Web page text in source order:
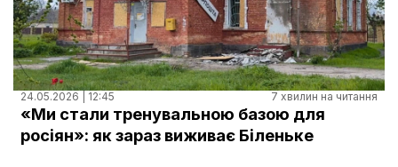
Місто
Про нас
Редакційна політика
Правила використання матеріалів
Документи
24.05.2026 | 12:45 7 хвилин на читання
«Ми стали тренувальною базою для
росіян»: як зараз виживає Біленьке